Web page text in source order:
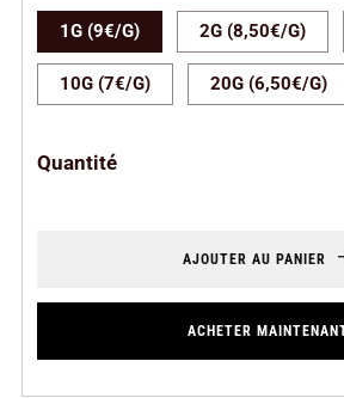
1G (9€/G) 2G (8,50€/G)
10G (7€/G) 20G (6,50€/G)
Quantité
AJOUTER AU PANIER
ACHETER